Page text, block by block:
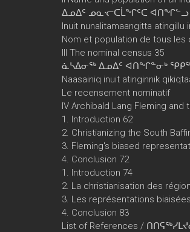
ᐃᓄᐃᑦ ᓄᓇᓞᑕᒫᖏᑦᑕ
Inuit nunalitamaangitta atingillu
Nom et population de tous les
III The nominal census 35
ᓈᓴᐃᓂᖅ ᐃᓄᐃᑦ ᐊᑎᖏᓐᓂᒃ
Naasainiq inuit atinginnik
Le recensement nominatif
IV Archibald Lang Fleming and
1. Introduction 62
2. Christianizing the South
3. Fleming's biased
4. Conclusion 72
1. Introduction 74
2. La christianisation des
3. Les représentations
4. Conclusion 83
List of References /